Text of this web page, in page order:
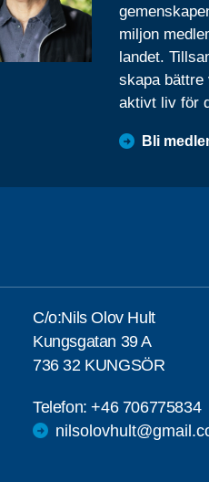
miljon
landet.
skapa
aktivt liv för
Bli
C/o:Nils Olov Hult
Kungsgatan 39 A
736 32 KUNGSÖR
Telefon:+46 706775834